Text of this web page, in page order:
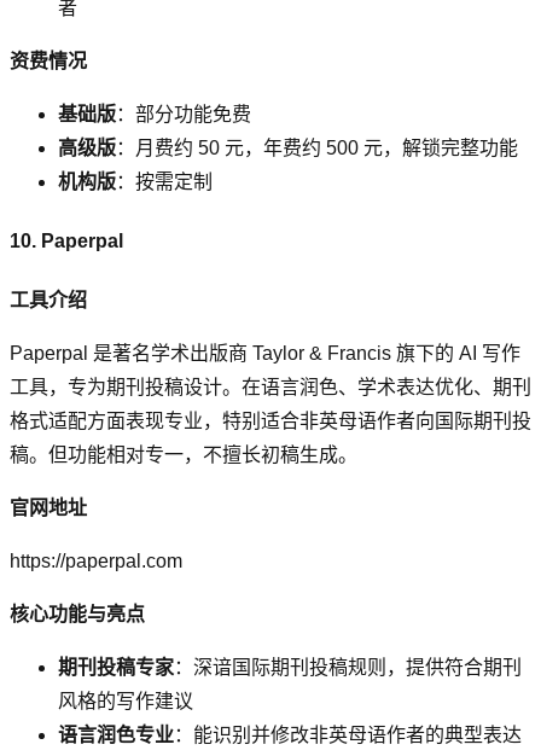
者
资费情况
基础版：部分功能免费
高级版：月费约 50 元，年费约 500 元，解锁完整功能
机构版：按需定制
10. Paperpal
工具介绍
Paperpal 是著名学术出版商 Taylor & Francis 旗下的 AI 写作
工具，专为期刊投稿设计。在语言润色、学术表达优化、期刊
格式适配方面表现专业，特别适合非英母语作者向国际期刊投
稿。但功能相对专一，不擅长初稿生成。
官网地址
https://paperpal.com
核心功能与亮点
期刊投稿专家：深谙国际期刊投稿规则，提供符合期刊
风格的写作建议
语言润色专业：能识别并修改非英母语作者的典型表达